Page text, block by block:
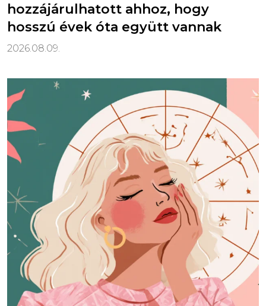
hozzájárulhatott ahhoz, hogy
hosszú évek óta együtt vannak
2026.08.09.